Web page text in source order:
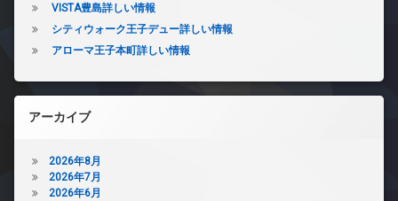
VISTA豊島詳しい情報
シティウォーク王子デュー詳しい情報
アローマ王子本町詳しい情報
アーカイブ
2026年8月
2026年7月
2026年6月